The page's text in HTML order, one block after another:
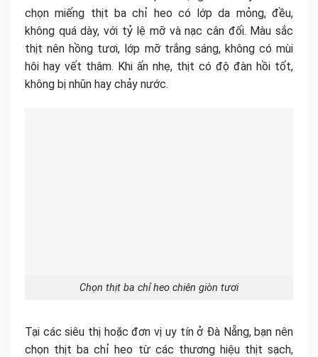
chọn miếng thịt ba chỉ heo có lớp da mỏng, đều,
không quá dày, với tỷ lệ mỡ và nạc cân đối. Màu sắc
thịt nên hồng tươi, lớp mỡ trắng sáng, không có mùi
hôi hay vết thâm. Khi ấn nhẹ, thịt có độ đàn hồi tốt,
không bị nhũn hay chảy nước.
Chọn thịt ba chỉ heo chiên giòn tươi
Tại các siêu thị hoặc đơn vị uy tín ở Đà Nẵng, bạn nên
chọn thịt ba chỉ heo từ các thương hiệu thịt sạch,